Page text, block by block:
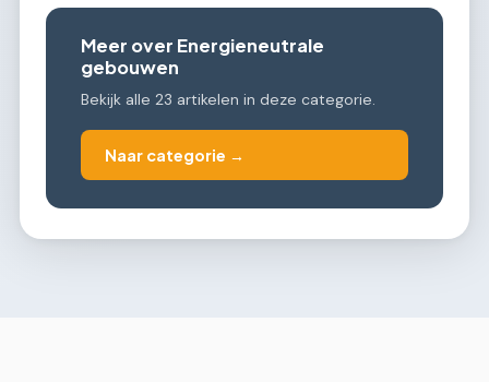
Meer over Energieneutrale
gebouwen
Bekijk alle 23 artikelen in deze categorie.
Naar categorie →